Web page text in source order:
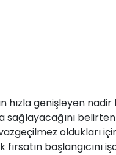
hızla genişleyen
sağlayacağını
oldukları
başlangıcını